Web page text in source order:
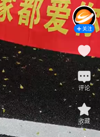
关注
评论
收藏